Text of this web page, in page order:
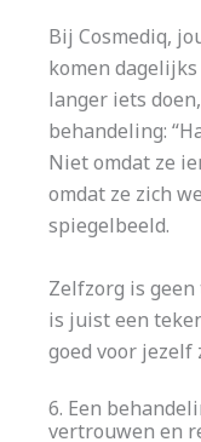
Bij Cosmediq,
komen
langer iets
behandeling:
Niet omdat ze
omdat ze zich
spiegelbeeld.
Zelfzorg is
is juist een
goed voor jezelf
6. Een
vertrouwen en